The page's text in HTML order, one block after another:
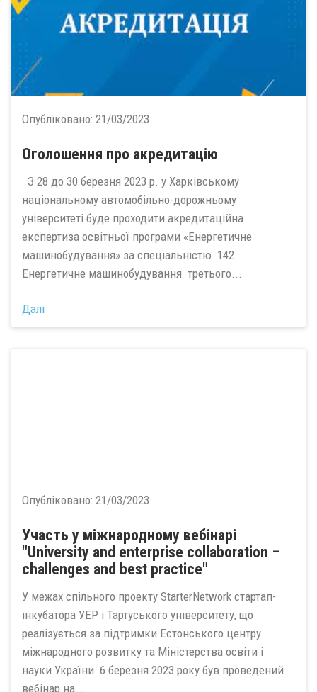
Опубліковано: 21/03/2023
Оголошення про акредитацію
З 28 до 30 березня 2023 р. у Харківському
національному автомобільно-дорожньому
університеті буде проходити акредитаційна
експертиза освітньої програми «Енергетичне
машинобудування» за спеціальністю 142
Енергетичне машинобудування третього...
Далі
Опубліковано: 21/03/2023
Участь у міжнародному вебінарі
"University and enterprise collaboration –
challenges and best practice"
У межах спільного проекту StarterNetwork стартап-
інкубатора УЕР і Тартуського університету, що
реалізується за підтримки Естонського центру
міжнародного розвитку та Міністерства освіти і
науки України 6 березня 2023 року був проведений
вебінар на...